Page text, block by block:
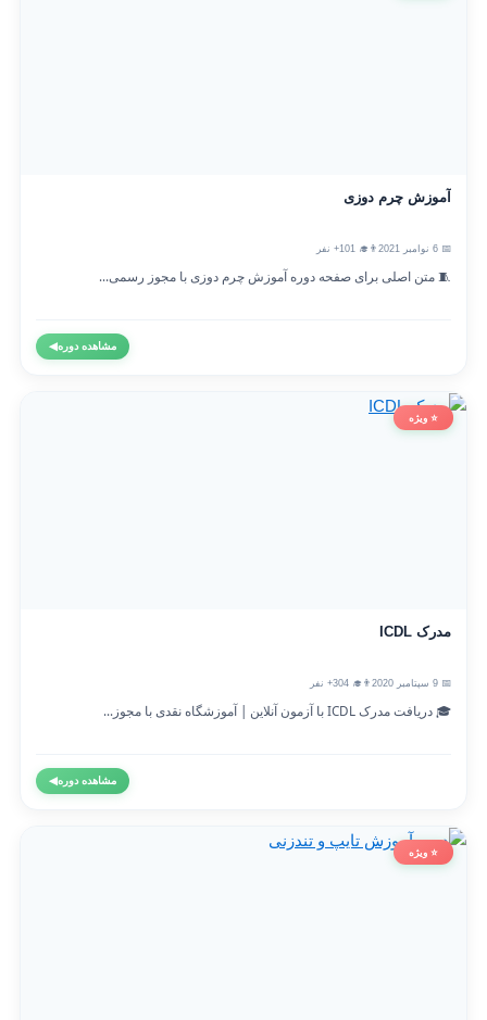
آموزش چرم دوزی
👨‍🎓 101+ نفر
🧵 متن اصلی برای صفحه دوره آموزش چرم دوزی با مجوز رسمی...
مشاهده دوره◀
⭐ ویژه
مدرک ICDL
👨‍🎓 304+ نفر
🎓 دریافت مدرک ICDL با آزمون آنلاین | آموزشگاه نقدی با مجوز...
مشاهده دوره◀
⭐ ویژه